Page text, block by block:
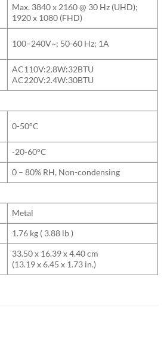
Max. 3840 x 2160 @ 30 Hz (UHD);
1920 x 1080 (FHD)
100–240V~; 50-60 Hz; 1A
AC110V:2.8W:32BTU
AC220V:2.4W:30BTU
0-50°C
-20-60°C
0 – 80% RH, Non-condensing
Metal
1.76 kg ( 3.88 lb )
33.50 x 16.39 x 4.40 cm
(13.19 x 6.45 x 1.73 in.)